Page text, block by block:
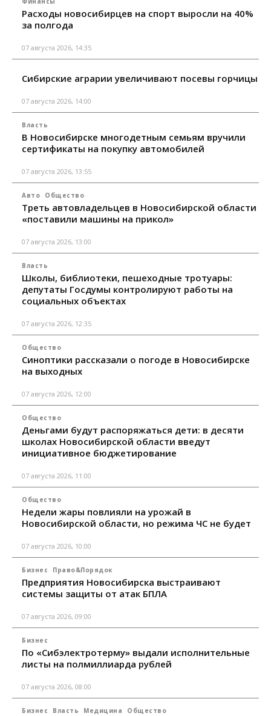
Расходы новосибирцев на спорт выросли на 40%
за полгода
07 августа 2026, 14:35
Сибирские аграрии увеличивают посевы горчицы
07 августа 2026, 14:00
Власть
В Новосибирске многодетным семьям вручили
сертификаты на покупку автомобилей
07 августа 2026, 13:55
Авто Общество
Треть автовладельцев в Новосибирской области
«поставили машины на прикол»
07 августа 2026, 13:00
Власть
Школы, библиотеки, пешеходные тротуары:
депутаты Госдумы контролируют работы на
социальных объектах
07 августа 2026, 12:35
Общество
Синоптики рассказали о погоде в Новосибирске
на выходных
07 августа 2026, 12:00
Общество
Деньгами будут распоряжаться дети: в десяти
школах Новосибирской области введут
инициативное бюджетирование
07 августа 2026, 11:00
Общество
Недели жары повлияли на урожай в
Новосибирской области, но режима ЧС не будет
07 августа 2026, 10:00
Бизнес Право&Порядок
Предприятия Новосибирска выстраивают
системы защиты от атак БПЛА
07 августа 2026, 09:00
Бизнес
По «Сибэлектротерму» выдали исполнительные
листы на полмиллиарда рублей
07 августа 2026, 08:00
Бизнес Власть Медицина Общество